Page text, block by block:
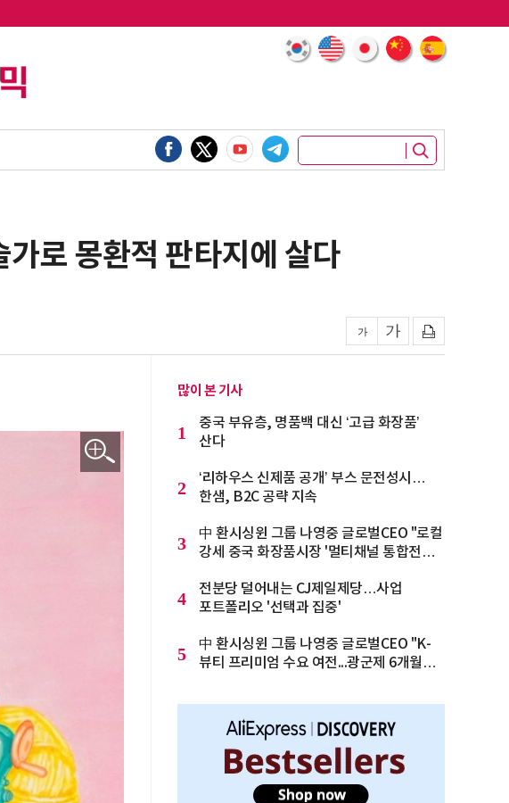
로 몽환적 판타지에 살다
많이 본 기사
1
중국 부유층, 명품백 대신 ‘고급 화장품’
산다
2
‘리하우스 신제품 공개’ 부스 문전성시…
한샘, B2C 공략 지속
3
中 환시싱윈 그룹 나영중 글로벌CEO "로컬
강세 중국 화장품시장 '멀티채널 통합전략'
4
전분당 덜어내는 CJ제일제당…사업
포트폴리오 '선택과 집중'
5
中 환시싱윈 그룹 나영중 글로벌CEO "K-
뷰티 프리미엄 수요 여전...광군제 6개월